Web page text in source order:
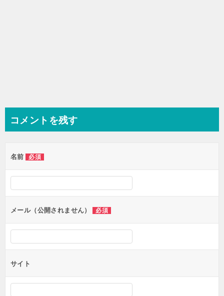
コメントを残す
名前 必須
メール（公開されません） 必須
サイト